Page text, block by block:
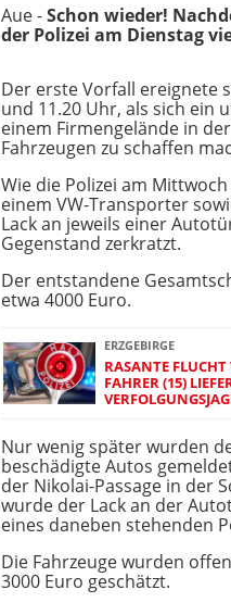
Aue -Schon wieder!
der Polizei am Dienstag
Der erste Vorfall ereignete
und 11.20 Uhr, als sich ein
einem Firmengelände in
Fahrzeugen zu schaffen
Wie die Polizei am
einem VW-Transporter
Lack an jeweils einer
Gegenstand zerkratzt.
Der entstandene
etwa 4000 Euro.
ERZGEBIRGE
RASANTE
FAHRER (15)
Nur wenig später wurden
beschädigte Autos
der Nikolai-Passage in der
wurde der Lack an der
eines daneben stehenden
Die Fahrzeuge wurden
3000 Euro geschätzt.